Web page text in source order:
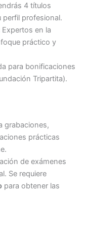
4 títulos
perfil profesional.
Expertos en la
práctico y
para bonificaciones
Tripartita).
grabaciones,
prácticas
de exámenes
Se requiere
para obtener las